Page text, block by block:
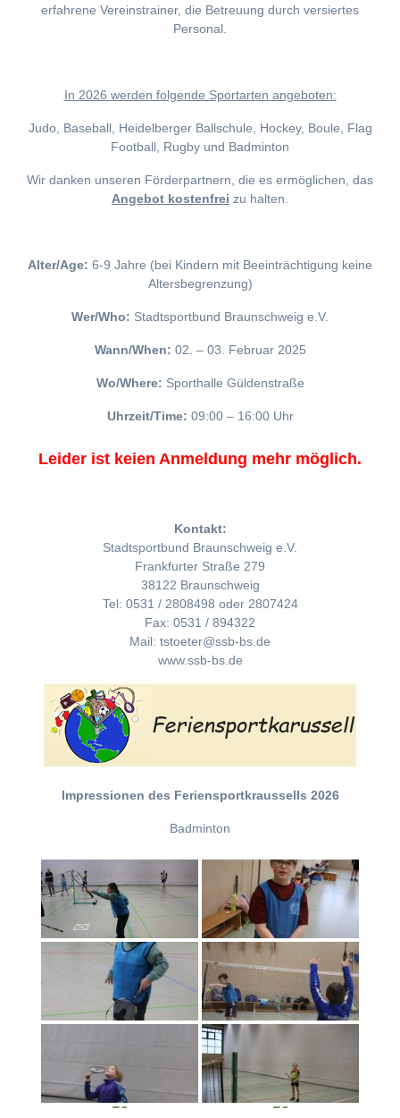
erfahrene Vereinstrainer, die Betreuung durch versiertes
Personal.
In 2026 werden folgende Sportarten angeboten:
Judo, Baseball, Heidelberger Ballschule, Hockey, Boule, Flag
Football, Rugby und Badminton
Wir danken unseren Förderpartnern, die es ermöglichen, das
Angebot kostenfrei zu halten.
Alter/Age: 6-9 Jahre (bei Kindern mit Beeinträchtigung keine
Altersbegrenzung)
Wer/Who: Stadtsportbund Braunschweig e.V.
Wann/When: 02. – 03. Februar 2025
Wo/Where: Sporthalle Güldenstraße
Uhrzeit/Time: 09:00 – 16:00 Uhr
Leider ist keien Anmeldung mehr möglich.
Kontakt:
Stadtsportbund Braunschweig e.V.
Frankfurter Straße 279
38122 Braunschweig
Tel: 0531 / 2808498 oder 2807424
Fax: 0531 / 894322
Mail: tstoeter@ssb-bs.de
www.ssb-bs.de
Impressionen des Feriensportkraussells 2026
Badminton